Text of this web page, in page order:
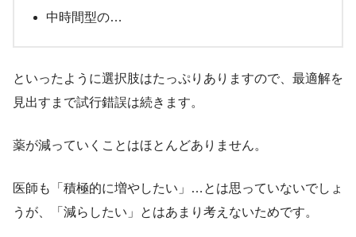
中時間型の…
といったように選択肢はたっぷりありますので、最適解を
見出すまで試行錯誤は続きます。
薬が減っていくことはほとんどありません。
医師も「積極的に増やしたい」…とは思っていないでしょ
うが、「減らしたい」とはあまり考えないためです。